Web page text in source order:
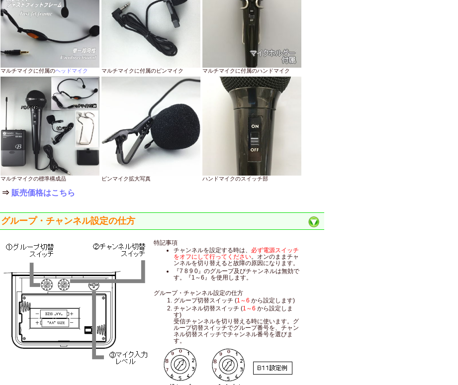
マルチマイクに付属のヘッドマイク マルチマイクに付属のピンマイク マルチマイクに付属のハンドマイク
マルチマイクの標準構成品 ピンマイク拡大写真 ハンドマイクのスイッチ部
⇒ 販売価格はこちら
グループ・チャンネル設定の仕方
特記事項
チャンネルを設定する時は、
必ず電源スイッチ
をオフにして行ってください。オンのままチャ
ンネルを切り替えると故障の原因になります。
『7 8 9 0』のグループ及びチャンネルは無効で
す。『1～6』を使用します。
グループ・チャンネル設定の仕方
グループ切替スイッチ (1～6 から設定します)
チャンネル切替スイッチ (1～6 から設定しま
す)
受信チャンネルを切り替える時に使います。グ
ループ切替スイッチでグループ番号を、チャン
ネル切替スイッチでチャンネル番号を選びま
す。